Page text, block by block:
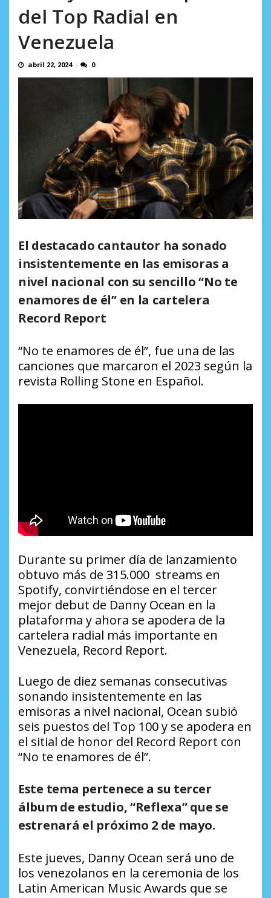
del Top Radial en
Venezuela
abril 22, 2024 0
El destacado cantautor ha sonado
insistentemente en las emisoras a
nivel nacional con su sencillo “No te
enamores de él” en la cartelera
Record Report
“No te enamores de él”, fue una de las
canciones que marcaron el 2023 según la
revista Rolling Stone en Español.
Durante su primer día de lanzamiento
obtuvo más de 315.000 streams en
Spotify, convirtiéndose en el tercer
mejor debut de Danny Ocean en la
plataforma y ahora se apodera de la
cartelera radial más importante en
Venezuela, Record Report.
Luego de diez semanas consecutivas
sonando insistentemente en las
emisoras a nivel nacional, Ocean subió
seis puestos del Top 100 y se apodera en
el sitial de honor del Record Report con
“No te enamores de él”.
Este tema pertenece a su tercer
álbum de estudio, “Reflexa” que se
estrenará el próximo 2 de mayo.
Este jueves, Danny Ocean será uno de
los venezolanos en la ceremonia de los
Latin American Music Awards que se